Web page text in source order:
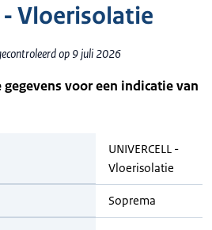
- Vloerisolatie
op 9 juli 2026
voor een indicatie van
UNIVERCELL -
Vloerisolatie
Soprema